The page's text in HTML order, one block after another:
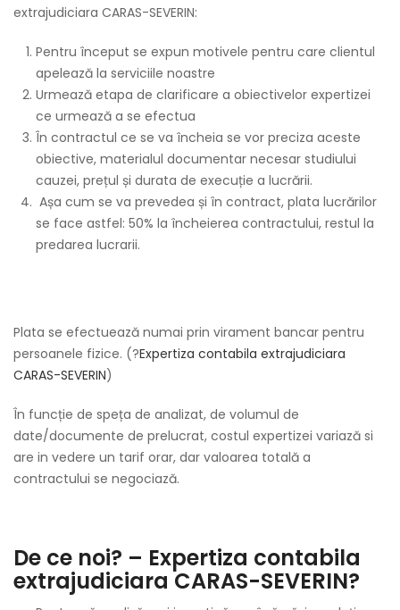
extrajudiciara CARAS-SEVERIN:
Pentru început se expun motivele pentru care clientul
apelează la serviciile noastre
Urmează etapa de clarificare a obiectivelor expertizei
ce urmează a se efectua
În contractul ce se va încheia se vor preciza aceste
obiective, materialul documentar necesar studiului
cauzei, prețul și durata de execuție a lucrării.
Așa cum se va prevedea și în contract, plata lucrărilor
se face astfel: 50% la încheierea contractului, restul la
predarea lucrarii.
Plata se efectuează numai prin virament bancar pentru
persoanele fizice. (?Expertiza contabila extrajudiciara
CARAS-SEVERIN)
În funcție de speța de analizat, de volumul de
date/documente de prelucrat, costul expertizei variază si
are in vedere un tarif orar, dar valoarea totală a
contractului se negociază.
De ce noi? – Expertiza contabila
extrajudiciara CARAS-SEVERIN?